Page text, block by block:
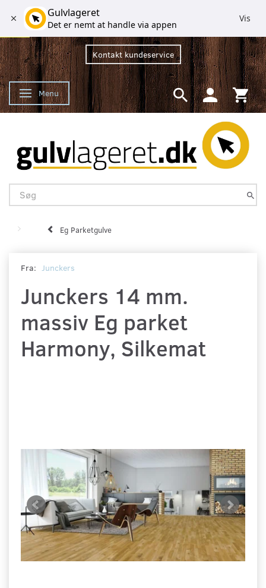
Kontakt kundeservice
Skifte navigation
Menu
Eg Parketgulve
Fra: Junckers
Junckers 14 mm.
massiv Eg parket
Harmony, Silkemat
Gulvlageret
Det er nemt at handle via appen
Vis